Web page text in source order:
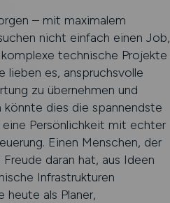
– mit maximalem
nicht einfach einen Job,
technische Projekte
lieben es, anspruchsvolle
zu übernehmen und
dies die spannendste
eine Persönlichkeit mit echter
Einen Menschen, der
daran hat, aus Ideen
Infrastrukturen
heute als Planer,